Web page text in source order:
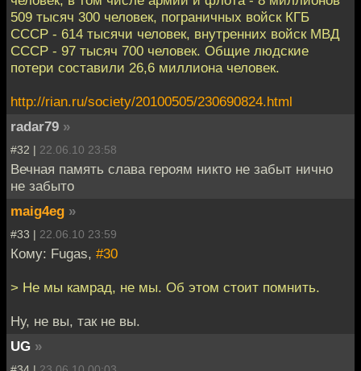
509 тысяч 300 человек, пограничных войск КГБ
СССР - 614 тысячи человек, внутренних войск МВД
СССР - 97 тысяч 700 человек. Общие людские
потери составили 26,6 миллиона человек.
http://rian.ru/society/20100505/230690824.html
radar79 »
#32 | 22.06.10 23:58
Вечная память слава героям никто не забыт нично
не забыто
maig4eg »
#33 | 22.06.10 23:59
Кому: Fugas, #30
> Не мы камрад, не мы. Об этом стоит помнить.
Ну, не вы, так не вы.
UG »